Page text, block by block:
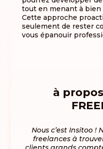
tout en menant à bien
Cette approche
seulement de rester
vous épanouir
à propos
Nous c’est Insitoo !
freelances à